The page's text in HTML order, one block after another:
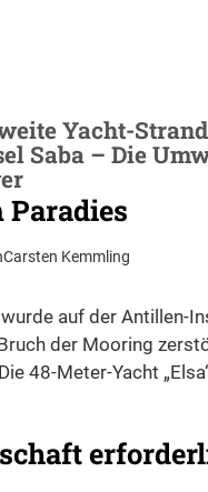
Yacht-
Saba – Die
Paradies
Carsten Kemmling
auf der Antillen-
der Mooring
48-Meter-Yacht